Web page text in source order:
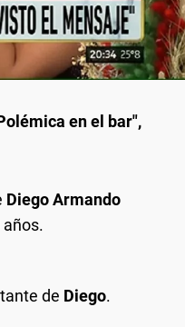
en el bar",
Diego Armando
de Diego.